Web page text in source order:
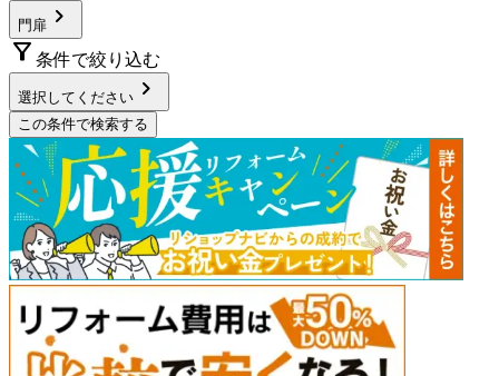
門扉 chevron_right
filter_alt 条件で絞り込む
選択してください chevron_right
この条件で検索する